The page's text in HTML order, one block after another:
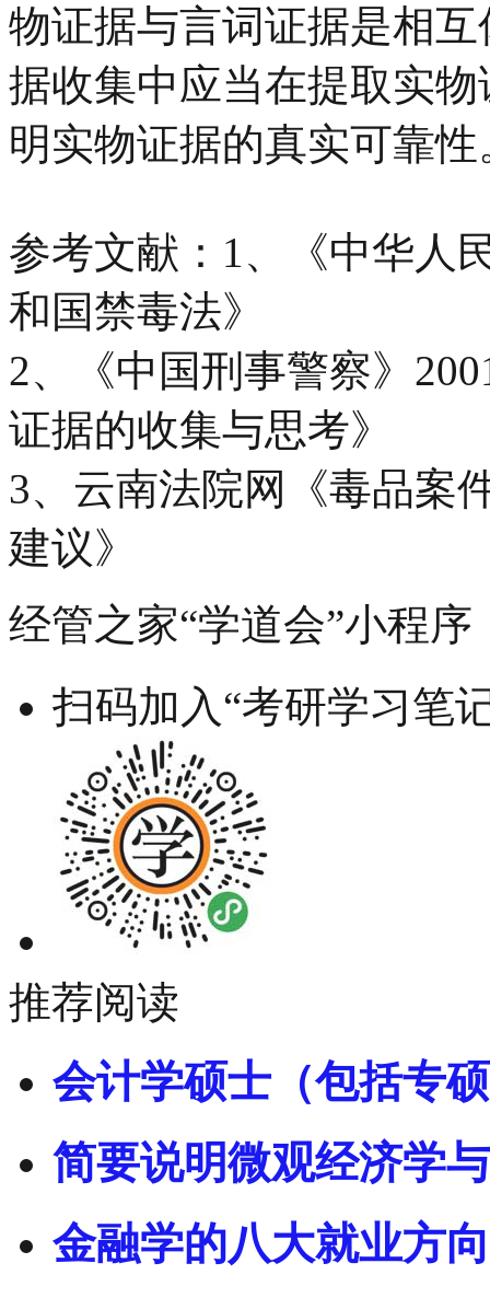
物证据与言词证据是相
据收集中应当在提取实
明实物证据的真实可靠性
参考文献：1、《中华人
和国禁毒法》
2、《中国刑事警察》
证据的收集与思考》
3、云南法院网《毒品案
建议》
经管之家“学道会”小程序
扫码加入“考研学习笔
推荐阅读
会计学硕士（包括专
简要说明微观经济学
金融学的八大就业方